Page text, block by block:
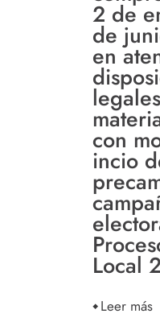
2 de
de
en
con
incio
Local
Leer más